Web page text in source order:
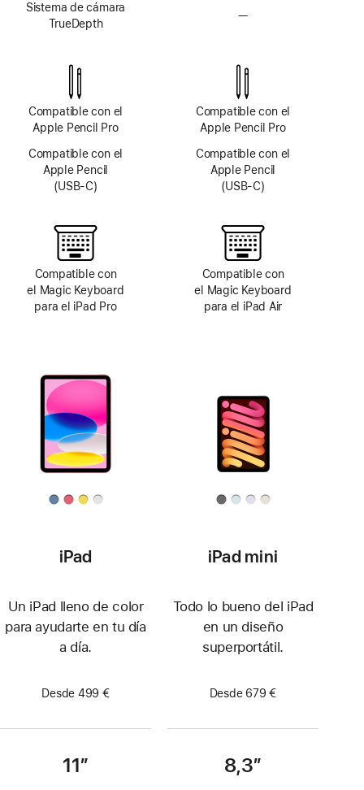
Sistema de cámara
TrueDepth
Compatible con el
Apple Pencil Pro
Compatible con el
Apple Pencil
(USB‑C)
Compatible con
el Magic Keyboard
para el iPad Pro
—Sin
Compatible con el
Apple Pencil Pro
Compatible con el
Apple Pencil
(USB‑C)
Compatible con
el Magic Keyboard
para el iPad Air
iPad
Un iPad lleno de color
para ayudarte en tu día
a día.
Desde 499 €
11″
iPad mini
Todo lo bueno del iPad
en un diseño
superportátil.
Desde 679 €
8,3″